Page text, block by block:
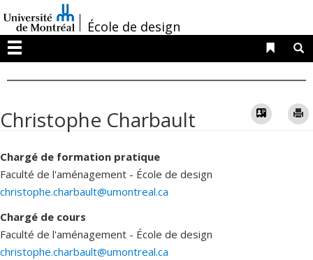
au
contenu
/École de design
Menu
Liens
Christophe Charbault Vcard
Chargé de formation pratique
Faculté de l'aménagement - École de design
christophe.charbault@umontreal.ca
Chargé de cours
Faculté de l'aménagement - École de design
christophe.charbault@umontreal.ca